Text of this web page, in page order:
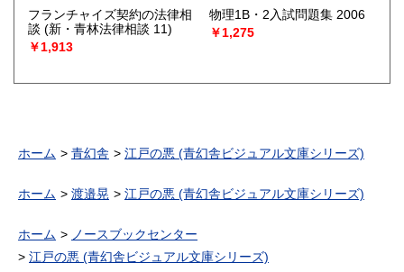
フランチャイズ契約の法律相
談 (新・青林法律相談 11)
￥1,913
物理1B・2入試問題集 2006
￥1,275
ホーム 青幻舎 江戸の悪 (青幻舎ビジュアル文庫シリーズ)
ホーム 渡邉晃 江戸の悪 (青幻舎ビジュアル文庫シリーズ)
ホーム
ノースブックセンター
江戸の悪 (青幻舎ビジュアル文庫シリーズ)